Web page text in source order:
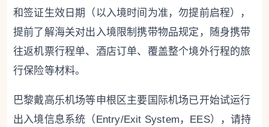
和签证生效日期（以入境时间为准，勿提前启程），
提前了解海关对出入境限制携带物品规定，随身携带
往返机票行程单、酒店订单、覆盖整个境外行程的旅
行保险等材料。
巴黎戴高乐机场等申根区主要国际机场已开始试运行
出入境信息系统（Entry/Exit System，EES），请持